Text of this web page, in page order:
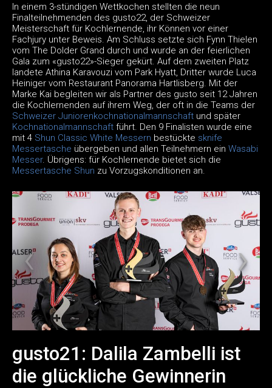
In einem 3-stündigen Wettkochen stellten die neun
Finalteilnehmenden des gusto22, der Schweizer
Meisterschaft für Kochlernende, ihr Können vor einer
Fachjury unter Beweis. Am Schluss setzte sich Fynn Thielen
vom The Dolder Grand durch und wurde an der feierlichen
Gala zum «gusto22»-Sieger gekürt. Auf dem zweiten Platz
landete Athina Karavouzi vom Park Hyatt, Dritter wurde Luca
Heiniger vom Restaurant Panorama Hartlisberg. Mit der
Marke Kai begleiten wir als Partner des gusto seit 12 Jahren
die Kochlernenden auf ihrem Weg, der oft in die Teams der
Schweizer Juniorenkochnationalmannschaft und später
Kochnationalmannschaft führt. Den 9 Finalisten wurde eine
mit 4 Shun Classic White Messern bestückte sknife
Messertasche übergeben und allen Teilnehmern ein Wasabi
Messer. Übrigens: für Kochlernende bietet sich die
Messertasche Shun zu Vorzugskonditionen an.
gusto21: Dalila Zambelli ist
die glückliche Gewinnerin